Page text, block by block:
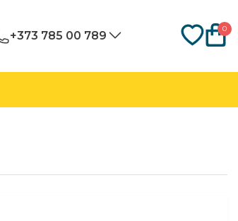
+373 785 00 789
0